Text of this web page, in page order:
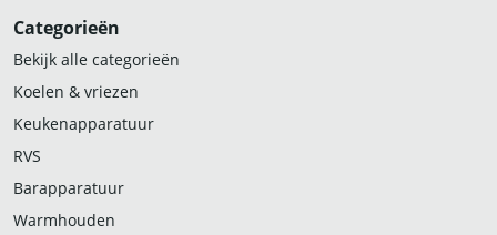
Categorieën
Bekijk alle categorieën
Koelen & vriezen
Keukenapparatuur
RVS
Barapparatuur
Warmhouden